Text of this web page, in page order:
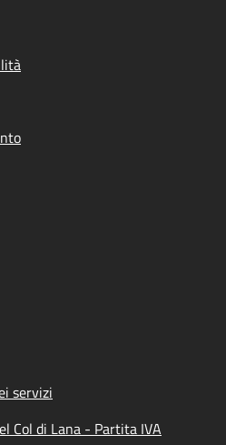
servizi
Col di Lana - Partita IVA